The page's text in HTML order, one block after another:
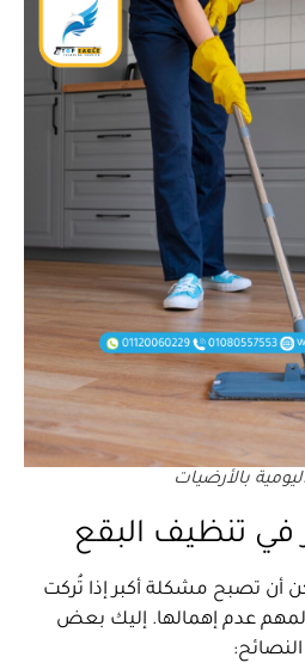
بالأرضيات
في تنظيف البقع
أن تصبح مشكلة أكبر إذا تُركت
عدم إهمالها. إليك بعض
النصائح: